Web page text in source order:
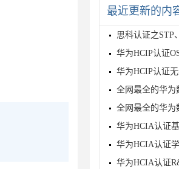
最近更新的内
华为HCIP认证
华为HCIA认证